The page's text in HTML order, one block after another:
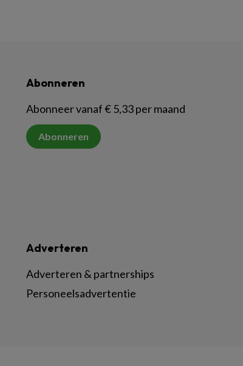
Abonneren
Abonneer vanaf € 5,33 per maand
Abonneren
Adverteren
Adverteren & partnerships
Personeelsadvertentie